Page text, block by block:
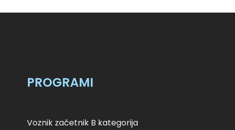
PROGRAMI
Voznik začetnik B kategorija